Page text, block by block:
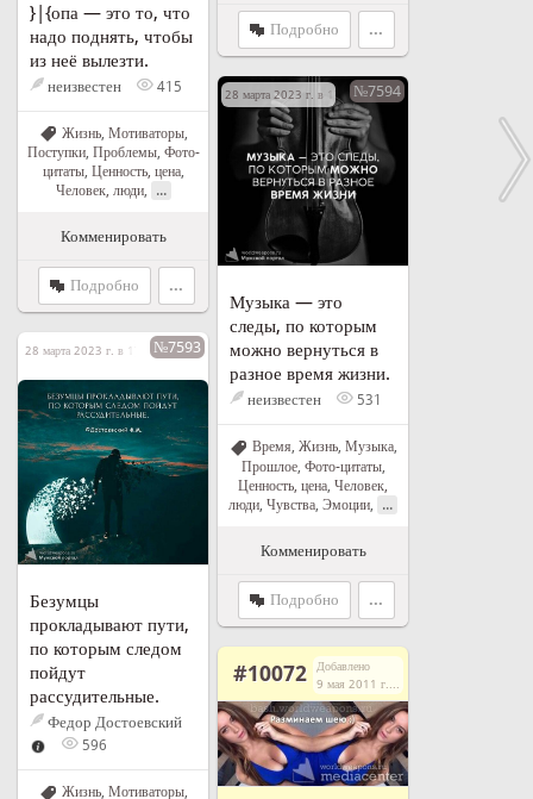
Подробно ...
}|{опа — это то, что
надо поднять, чтобы
из неё вылезти.
неизвестен 415
Жизнь, Мотиваторы,
Поступки, Проблемы, Фото-
цитаты, Ценность, цена,
Человек, люди, ...
Комменировать
Подробно ...
28 марта 2023 г. в 17:54№7594
Музыка — это
следы, по которым
можно вернуться в
разное время жизни.
неизвестен 531
Время, Жизнь, Музыка,
Прошлое, Фото-цитаты,
Ценность, цена, Человек,
люди, Чувства, Эмоции, ...
Комменировать
Подробно ...
28 марта 2023 г. в 17:41№7593
Безумцы
прокладывают пути,
по которым следом
пойдут
рассудительные.
Федор Достоевский
596
Жизнь, Мотиваторы,
#10072
Добавлено
9 мая 2011 г. в 21:08